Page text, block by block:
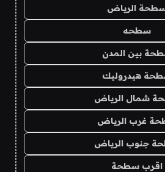
الرياض
سطحه
بين المدن
هيدروليك
شمال الرياض
غرب الرياض
جنوب الرياض
اقرب سطحة